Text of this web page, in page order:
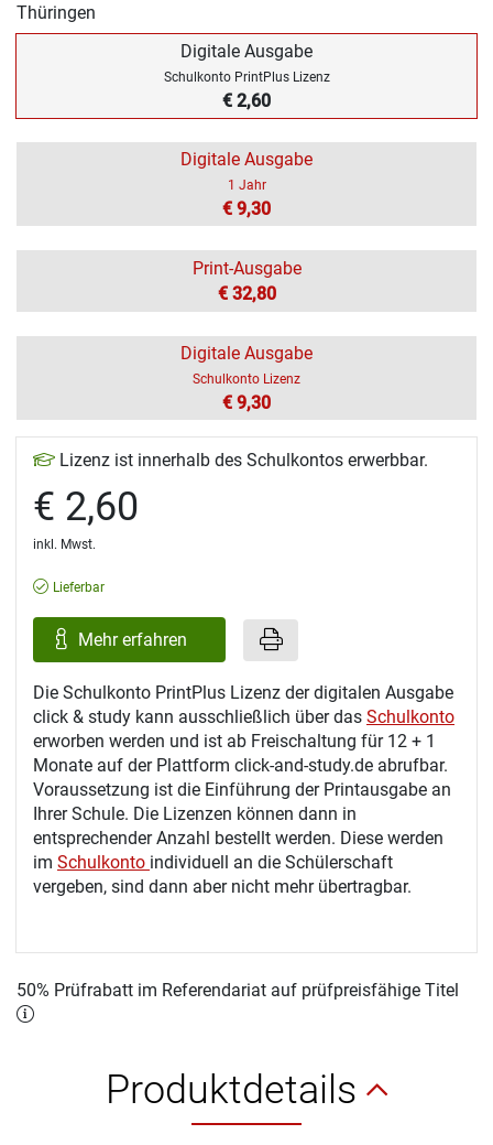
Thüringen
Digitale Ausgabe
Schulkonto PrintPlus Lizenz
€ 2,60
Digitale Ausgabe
1 Jahr
€ 9,30
Print-Ausgabe
€ 32,80
Digitale Ausgabe
Schulkonto Lizenz
€ 9,30
Lizenz ist innerhalb des Schulkontos erwerbbar.
€ 2,60
inkl. Mwst.
Lieferbar
Mehr erfahren
Die Schulkonto PrintPlus Lizenz der digitalen Ausgabe
click & study kann ausschließlich über das Schulkonto
erworben werden und ist ab Freischaltung für 12 + 1
Monate auf der Plattform click-and-study.de abrufbar.
Voraussetzung ist die Einführung der Printausgabe an
Ihrer Schule. Die Lizenzen können dann in
entsprechender Anzahl bestellt werden. Diese werden
im Schulkonto individuell an die Schülerschaft
vergeben, sind dann aber nicht mehr übertragbar.
50% Prüfrabatt im Referendariat auf prüfpreisfähige Titel
Produktdetails